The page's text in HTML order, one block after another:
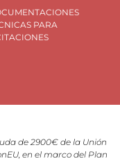
PARA
de 2900€ de la Unión
en el marco del Plan